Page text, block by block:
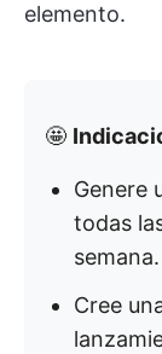
elemento.
🤩
Genere
todas
semana.
Cree